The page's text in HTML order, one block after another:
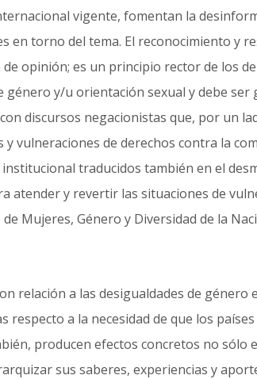
vigente, fomentan la
en torno del tema. El reconocimiento y
opinión; es un principio rector de los
y/u orientación sexual y debe ser
discursos negacionistas que, por un
vulneraciones de derechos contra la
traducidos también en el
atender y revertir las situaciones de
Mujeres, Género y Diversidad de la
relación a las desigualdades de género
respecto a la necesidad de que los
producen efectos concretos no sólo
sus saberes, experiencias y